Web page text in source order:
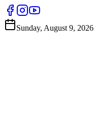
Sunday, August 9, 2026